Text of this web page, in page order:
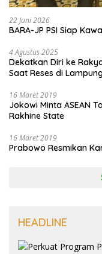
22 Juni 2026
BARA-JP PSI Siap
4 Agustus 2025
Dekatkan Diri ke
Saat Reses di
16 Maret 2019
Jokowi Minta ASEAN
Rakhine State
16 Maret 2019
Prabowo Resmikan
HEADLINE